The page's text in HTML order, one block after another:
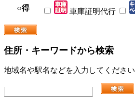
○得
車庫証明代行
住所・キーワードから検索
地域名や駅名などを入力してください